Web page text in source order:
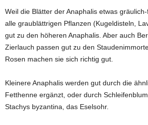
Weil die Blätter der Anaphalis etwas
alle graublättrigen Pflanzen (Kugeldisteln,
gut zu den höheren Anaphalis. Aber auch
Zierlauch passen gut zu den
Rosen machen sie sich richtig gut.
Kleinere Anaphalis werden gut durch die
Fetthenne ergänzt, oder durch
Stachys byzantina, das Eselsohr.